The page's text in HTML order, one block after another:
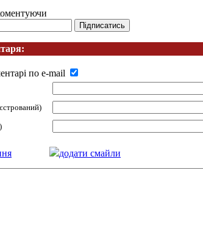
по e-mail
додати смайли